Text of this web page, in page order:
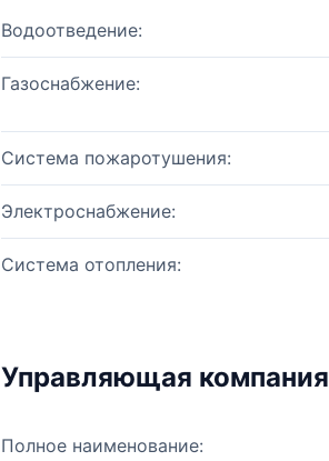
Водоотведение:
Газоснабжение:
Система пожаротушения:
Электроснабжение:
Система отопления:
Управляющая компания
Полное наименование: